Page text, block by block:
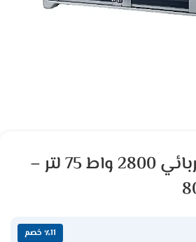
فرن كولن الكهربائي 2800 واط 75 لتر –
٪11 خصم